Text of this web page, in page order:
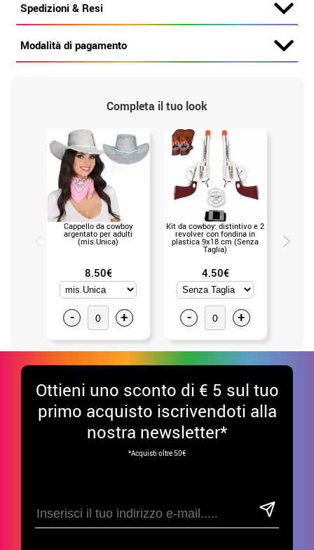
Spedizioni & Resi
Modalità di pagamento
Completa il tuo look
Cappello da cowboy
argentato per adulti
(mis.Unica)
8.50€
- +
Kit da cowboy: distintivo e 2
revolver con fondina in
plastica 9x18 cm (Senza
Taglia)
4.50€
- +
revolver
Ottieni uno sconto di € 5 sul tuo
primo acquisto iscrivendoti alla
nostra newsletter*
*Acquisti oltre 50€